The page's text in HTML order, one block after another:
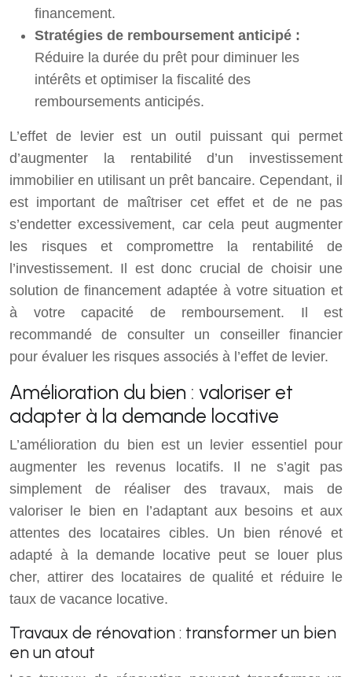
financement.
Stratégies de remboursement anticipé :
Réduire la durée du prêt pour diminuer les
intérêts et optimiser la fiscalité des
remboursements anticipés.
L’effet de levier est un outil puissant qui permet
d’augmenter la rentabilité d’un investissement
immobilier en utilisant un prêt bancaire. Cependant, il
est important de maîtriser cet effet et de ne pas
s’endetter excessivement, car cela peut augmenter
les risques et compromettre la rentabilité de
l’investissement. Il est donc crucial de choisir une
solution de financement adaptée à votre situation et
à votre capacité de remboursement. Il est
recommandé de consulter un conseiller financier
pour évaluer les risques associés à l’effet de levier.
Amélioration du bien : valoriser et
adapter à la demande locative
L’amélioration du bien est un levier essentiel pour
augmenter les revenus locatifs. Il ne s’agit pas
simplement de réaliser des travaux, mais de
valoriser le bien en l’adaptant aux besoins et aux
attentes des locataires cibles. Un bien rénové et
adapté à la demande locative peut se louer plus
cher, attirer des locataires de qualité et réduire le
taux de vacance locative.
Travaux de rénovation : transformer un bien
en un atout